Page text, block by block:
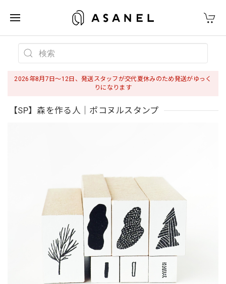
2026年8月7日〜12日、発送スタッフが交代夏休みのため発送がゆっく
りになります
【SP】森を作る人｜ポコヌルスタンプ